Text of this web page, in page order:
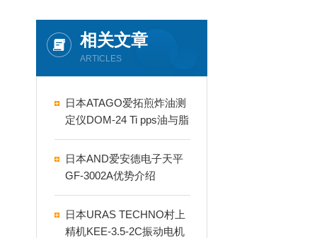
相关文章
ARTICLES
日本ATAGO爱拓煎炸油测
定仪DOM-24 Ti pps油与脂
肪的关系区分
日本AND爱安德电子天平
GF-3002A优势介绍
日本URAS TECHNO村上
精机KEE-3.5-2C振动电机